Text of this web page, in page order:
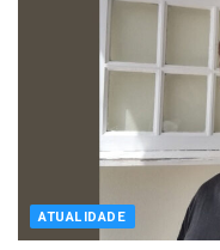
ATUALIDADE